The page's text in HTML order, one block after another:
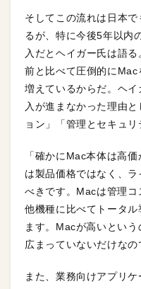
そしてこの流れは日本
るが、特に今後5年以内
入だとヘイガー氏は語
前と比べて圧倒的に
増えているからだ。ヘ
入が進まなかった理由
ョン」「管理とセキュリ
「確かにMac本体は高
は製品価格ではなく、
べきです。Macは管理コ
他機種に比べてトータ
ます。Macが高いとい
広まっていないだけなの
また、業務向けアプリ